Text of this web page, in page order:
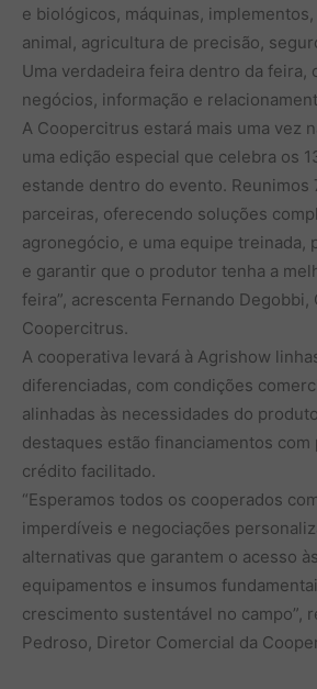
e biológicos, máquinas,
animal, agricultura de precisão,
Uma verdadeira feira dentro da feira,
negócios, informação e
A Coopercitrus estará mais uma vez
uma edição especial que celebra os
estande dentro do evento. Reunimos
parceiras, oferecendo soluções
agronegócio, e uma equipe treinada,
e garantir que o produtor tenha a
feira”, acrescenta Fernando Degobbi,
Coopercitrus.
A cooperativa levará à Agrishow
diferenciadas, com condições
alinhadas às necessidades do
destaques estão financiamentos com
crédito facilitado.
“Esperamos todos os cooperados
imperdíveis e negociações
alternativas que garantem o acesso
equipamentos e insumos
crescimento sustentável no campo”,
Pedroso, Diretor Comercial da